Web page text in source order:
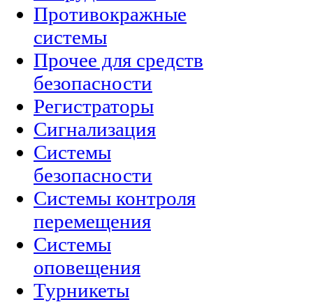
Противокражные
системы
Прочее для средств
безопасности
Регистраторы
Сигнализация
Системы
безопасности
Системы контроля
перемещения
Системы
оповещения
Турникеты